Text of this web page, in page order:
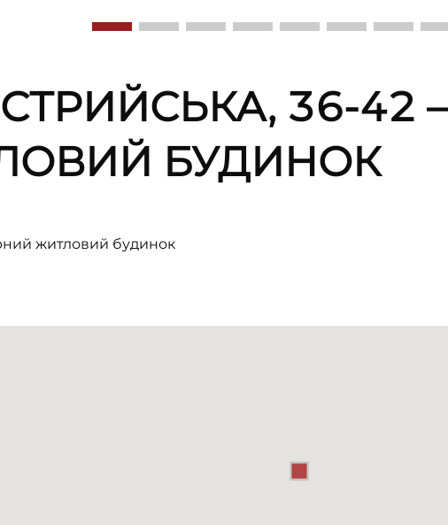
36-42 –
БУДИНОК
житловий будинок